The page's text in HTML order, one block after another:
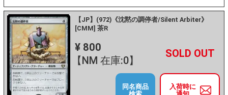
【JP】(972)《沈黙の調停者/Silent Arbiter》
[CMM] 茶R
¥ 800
【NM 在庫:0】
－ +
入荷時に
同名商品